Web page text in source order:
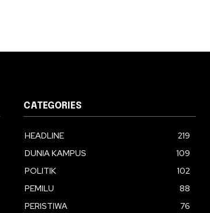
CATEGORIES
HEADLINE
219
DUNIA KAMPUS
109
POLITIK
102
PEMILU
88
PERISTIWA
76